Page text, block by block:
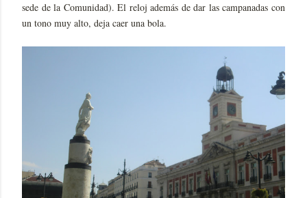
sede de la Comunidad). El reloj además de dar las campanadas con
un tono muy alto, deja caer una bola.